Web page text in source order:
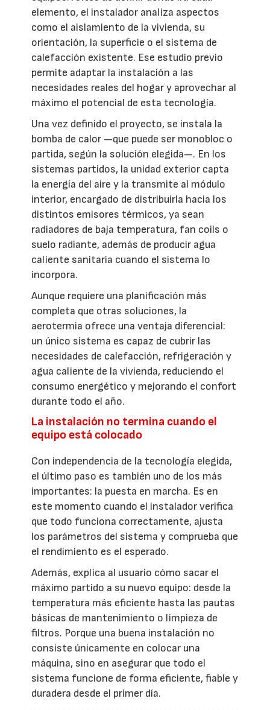
elemento, el instalador analiza aspectos
como el aislamiento de la vivienda, su
orientación, la superficie o el sistema de
calefacción existente. Ese estudio previo
permite adaptar la instalación a las
necesidades reales del hogar y aprovechar al
máximo el potencial de esta tecnología.
Una vez definido el proyecto, se instala la
bomba de calor —que puede ser monobloc o
partida, según la solución elegida—. En los
sistemas partidos, la unidad exterior capta
la energía del aire y la transmite al módulo
interior, encargado de distribuirla hacia los
distintos emisores térmicos, ya sean
radiadores de baja temperatura, fan coils o
suelo radiante, además de producir agua
caliente sanitaria cuando el sistema lo
incorpora.
Aunque requiere una planificación más
completa que otras soluciones, la
aerotermia ofrece una ventaja diferencial:
un único sistema es capaz de cubrir las
necesidades de calefacción, refrigeración y
agua caliente de la vivienda, reduciendo el
consumo energético y mejorando el confort
durante todo el año.
La instalación no termina cuando el
equipo está colocado
Con independencia de la tecnología elegida,
el último paso es también uno de los más
importantes: la puesta en marcha. Es en
este momento cuando el instalador verifica
que todo funciona correctamente, ajusta
los parámetros del sistema y comprueba que
el rendimiento es el esperado.
Además, explica al usuario cómo sacar el
máximo partido a su nuevo equipo: desde la
temperatura más eficiente hasta las pautas
básicas de mantenimiento o limpieza de
filtros. Porque una buena instalación no
consiste únicamente en colocar una
máquina, sino en asegurar que todo el
sistema funcione de forma eficiente, fiable y
duradera desde el primer día.